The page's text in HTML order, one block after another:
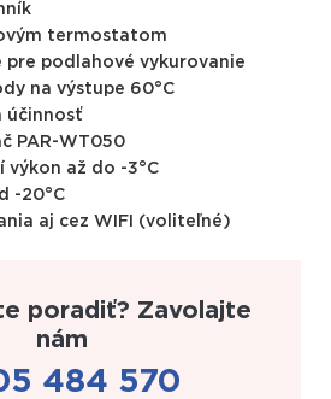
termostatom
pre podlahové vykurovanie
na výstupe 60°C
účinnosť
PAR-WT050
výkon až do -3°C
-20°C
aj cez WIFI (voliteľné)
poradiť? Zavolajte
nám
484 570